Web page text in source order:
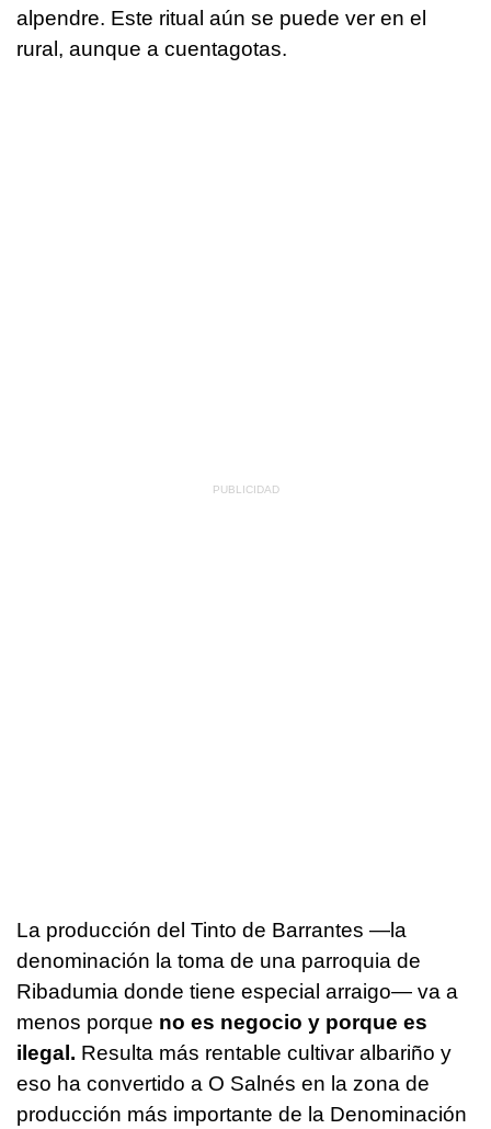
alpendre. Este ritual aún se puede ver en el
rural, aunque a cuentagotas.
La producción del Tinto de Barrantes —la
denominación la toma de una parroquia de
Ribadumia donde tiene especial arraigo— va a
menos porque no es negocio y porque es
ilegal. Resulta más rentable cultivar albariño y
eso ha convertido a O Salnés en la zona de
producción más importante de la Denominación